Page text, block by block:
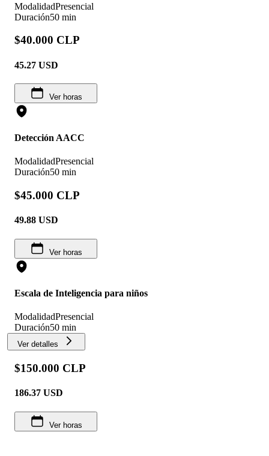
ModalidadPresencial
Duración50 min
$40.000 CLP
45.27 USD
Ver horas
Detección AACC
ModalidadPresencial
Duración50 min
$45.000 CLP
49.88 USD
Ver horas
Escala de Inteligencia para niños
ModalidadPresencial
Duración50 min
Ver detalles
$150.000 CLP
186.37 USD
Ver horas